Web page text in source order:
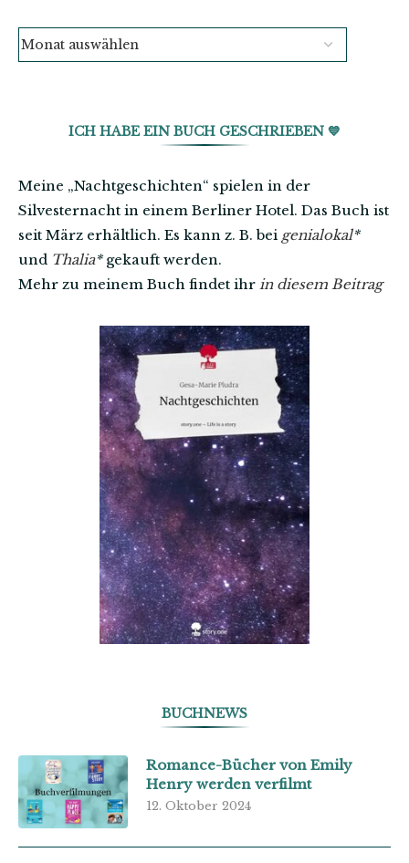
ICH HABE EIN BUCH GESCHRIEBEN 💙
Meine „Nachtgeschichten“ spielen in der
Silvesternacht in einem Berliner Hotel. Das Buch ist
seit März erhältlich. Es kann z. B. bei genialokal*
und Thalia*gekauft werden.
Mehr zu meinem Buch findet ihr in diesem Beitrag
BUCHNEWS
Romance-Bücher von Emily
Henry werden verfilmt
12. Oktober 2024